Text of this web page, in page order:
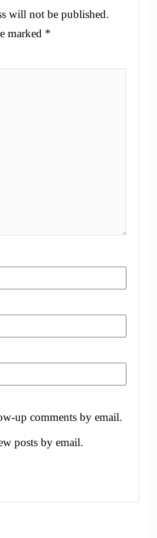
will not be published.
marked *
up comments by email.
posts by email.